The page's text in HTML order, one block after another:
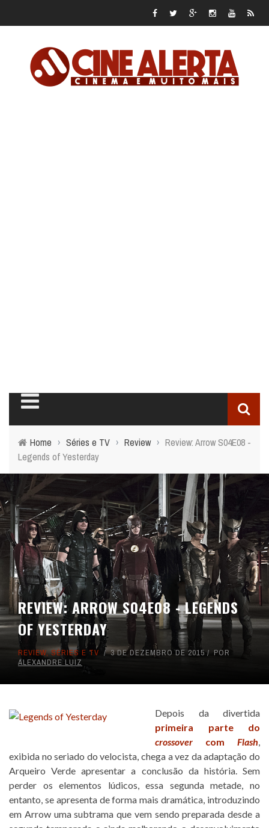
Home › Séries e TV › Review › Review: Arrow S04E08 -
Legends of Yesterday
REVIEW: ARROW S04E08 - LEGENDS
OF YESTERDAY
REVIEW,SÉRIES E TV 3 DE DEZEMBRO DE 2015
POR
ALEXANDRE LUIZ
Depois da divertida
primeira parte do
crossover com Flash,
exibida no seriado do velocista, chega a vez da adaptação do
Arqueiro Verde apresentar a conclusão da história. Sem
perder os elementos lúdicos, essa segunda metade, no
entanto, se apresenta de forma mais dramática, introduzindo
em Arrow uma subtrama que vem sendo preparada desde a